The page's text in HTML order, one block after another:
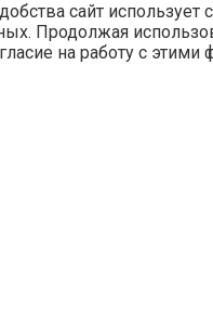
сайт использует
Продолжая
на работу с этими